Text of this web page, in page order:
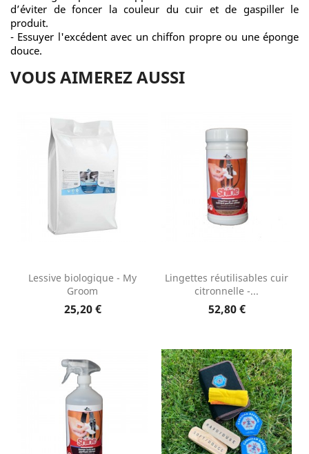
d’éviter de foncer la couleur du cuir et de gaspiller le
produit.
- Essuyer l'excédent avec un chiffon propre ou une éponge
douce.
VOUS AIMEREZ AUSSI
Lessive biologique - My
Groom
25,20 €
Lingettes réutilisables cuir
citronnelle -...
52,80 €